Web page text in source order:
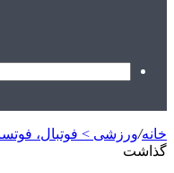
خانه/ورزشی > فوتبال،
گذاشت